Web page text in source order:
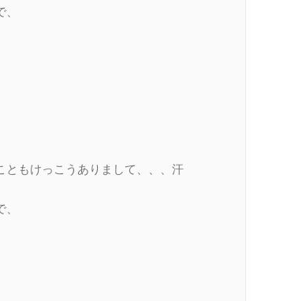
もけっこうありまして、、、汗